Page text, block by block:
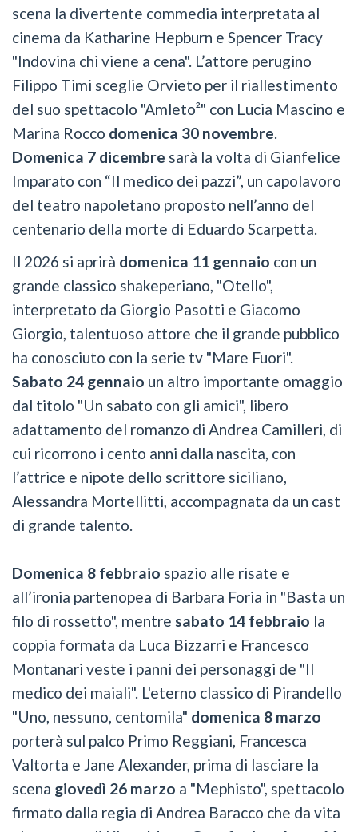
scena la divertente commedia interpretata al
cinema da Katharine Hepburn e Spencer Tracy
"Indovina chi viene a cena". L’attore perugino
Filippo Timi sceglie Orvieto per il riallestimento
del suo spettacolo "Amleto²" con Lucia Mascino e
Marina Rocco domenica 30 novembre.
Domenica 7 dicembre sarà la volta di Gianfelice
Imparato con “Il medico dei pazzi”, un capolavoro
del teatro napoletano proposto nell’anno del
centenario della morte di Eduardo Scarpetta.
Il 2026 si aprirà domenica 11 gennaio con un
grande classico shakeperiano, "Otello",
interpretato da Giorgio Pasotti e Giacomo
Giorgio, talentuoso attore che il grande pubblico
ha conosciuto con la serie tv "Mare Fuori".
Sabato 24 gennaio un altro importante omaggio
dal titolo "Un sabato con gli amici", libero
adattamento del romanzo di Andrea Camilleri, di
cui ricorrono i cento anni dalla nascita, con
l’attrice e nipote dello scrittore siciliano,
Alessandra Mortellitti, accompagnata da un cast
di grande talento.
Domenica 8 febbraio spazio alle risate e
all’ironia partenopea di Barbara Foria in "Basta un
filo di rossetto", mentre sabato 14 febbraio la
coppia formata da Luca Bizzarri e Francesco
Montanari veste i panni dei personaggi de "Il
medico dei maiali". L'eterno classico di Pirandello
"Uno, nessuno, centomila" domenica 8 marzo
porterà sul palco Primo Reggiani, Francesca
Valtorta e Jane Alexander, prima di lasciare la
scena giovedì 26 marzo a "Mephisto", spettacolo
firmato dalla regia di Andrea Baracco che da vita